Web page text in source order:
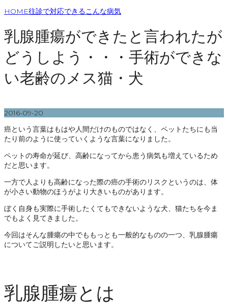
HOME往診で対応できるこんな病気
乳腺腫瘍ができたと言われたが
どうしよう・・・手術ができな
い老齢のメス猫・犬
2016-09-20
癌という言葉はもはや人間だけのものではなく、ペットたちにも当
たり前のように使っていくような言葉になりました。
ペットの寿命が延び、高齢になってから患う病気も増えているため
だと思います。
一方で人よりも高齢になった際の癌の手術のリスクというのは、体
が小さい動物のほうがより大きいものがあります。
ぼく自身も実際に手術したくてもできないような犬、猫たちを今ま
でもよく見てきました。
今回はそんな腫瘍の中でももっとも一般的なものの一つ、乳腺腫瘍
についてご説明したいと思います。
乳腺腫瘍とは